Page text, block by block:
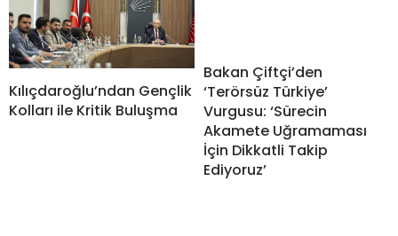
Kılıçdaroğlu’ndan Gençlik
Kolları ile Kritik Buluşma
Bakan Çiftçi’den
‘Terörsüz Türkiye’
Vurgusu: ‘Sürecin
Akamete Uğramaması
İçin Dikkatli Takip
Ediyoruz’